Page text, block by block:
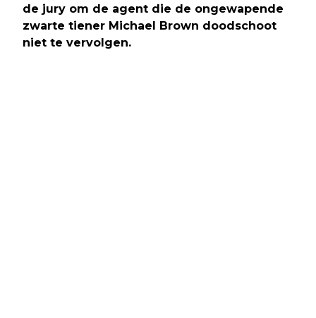
de jury om de agent die de ongewapende
zwarte tiener Michael Brown doodschoot
niet te vervolgen.